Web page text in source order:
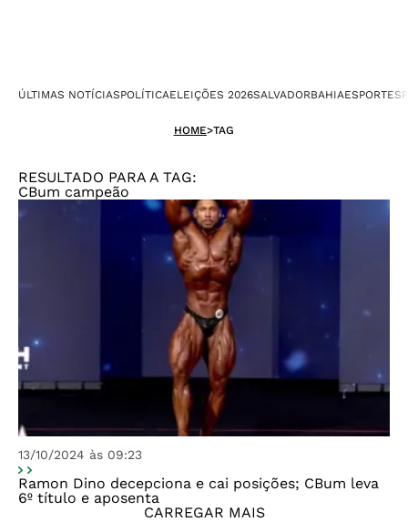
ÚLTIMAS NOTÍCIASPOLÍTICAELEIÇÕES 2026SALVADORBAHIAESPORTES
HOME>TAG
RESULTADO PARA A TAG:
CBum campeão
13/10/2024 às 09:23
Ramon Dino decepciona e cai posições; CBum leva
6º título e aposenta
CARREGAR MAIS